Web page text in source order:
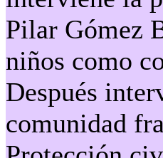
Pilar Gómez
niños como
Después
comunidad